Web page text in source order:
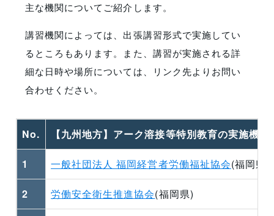
主な機関についてご紹介します。
講習機関によっては、出張講習形式で実施してい
るところもあります。また、講習が実施される詳
細な日時や場所については、リンク先よりお問い
合わせください。
No. 【九州地方】アーク溶接等特別教育の実施機関
1 一般社団法人 福岡経営者労働福祉協会(福岡県)
2 労働安全衛生推進協会(福岡県)